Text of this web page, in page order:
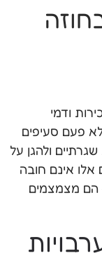
ודמי
פעם סעיפים
ולהגן על
אינם חובה
הם מצמצמים